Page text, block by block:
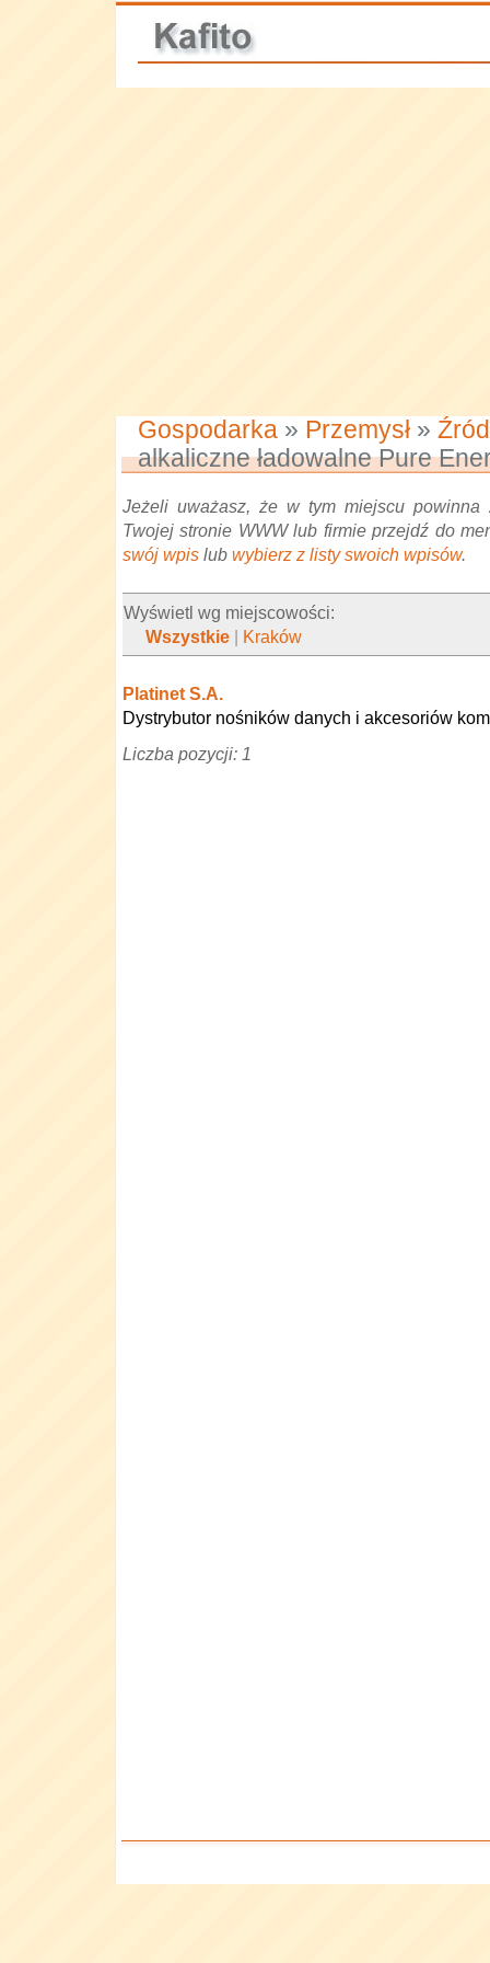
Gospodarka » Przemysł »
alkaliczne ładowalne Pure
Jeżeli uważasz, że w tym miejscu powinna
Twojej stronie WWW lub firmie przejdź do
swój wpis lub wybierz z listy swoich wpisów.
Wyświetl wg miejscowości:
Wszystkie | Kraków
Platinet S.A.
Dystrybutor nośników danych i akcesoriów
Liczba pozycji: 1